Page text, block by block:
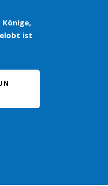
Könige,
ist